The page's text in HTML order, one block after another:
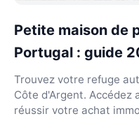
Petite maison de
Portugal : guide
Trouvez votre refuge
Côte d'Argent. Accédez
réussir votre achat